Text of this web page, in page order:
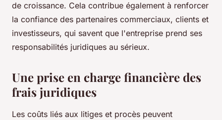
de croissance. Cela contribue également à renforcer
la confiance des partenaires commerciaux, clients et
investisseurs, qui savent que l'entreprise prend ses
responsabilités juridiques au sérieux.
Une prise en charge financière des
frais juridiques
Les coûts liés aux litiges et procès peuvent